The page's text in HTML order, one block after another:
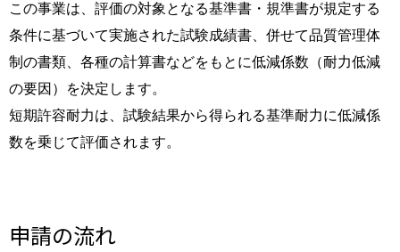
この事業は、評価の対象となる基準書・規準書が規定する
条件に基づいて実施された試験成績書、併せて品質管理体
制の書類、各種の計算書などをもとに低減係数（耐力低減
の要因）を決定します。
短期許容耐力は、試験結果から得られる基準耐力に低減係
数を乗じて評価されます。
申請の流れ